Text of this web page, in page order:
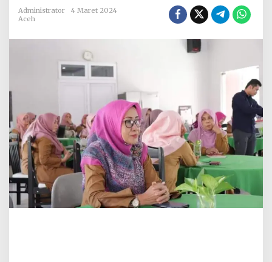
Administrator
4 Maret 2024
Aceh